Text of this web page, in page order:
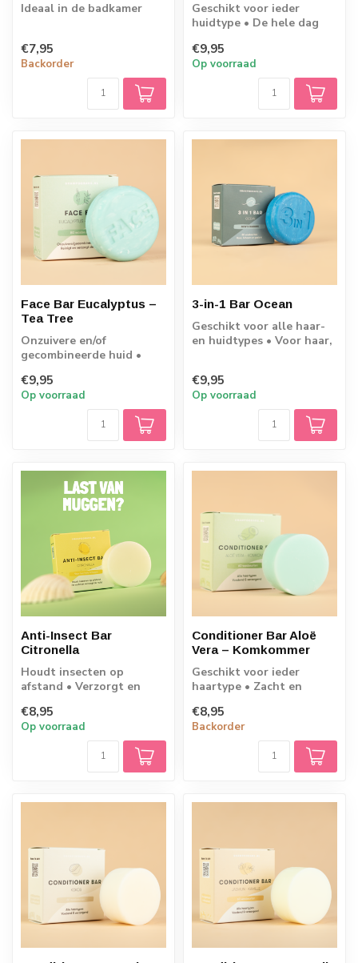
Ideaal in de badkamer
€7,95
Backorder
Geschikt voor ieder
huidtype • De hele dag
€9,95
Op voorraad
Face Bar Eucalyptus –
Tea Tree
Onzuivere en/of
gecombineerde huid •
huid • PH-huidneutra...
€9,95
Op voorraad
3-in-1 Bar Ocean
Geschikt voor alle haar-
en huidtypes • Voor haar,
€9,95
Op voorraad
Anti-Insect Bar
Citronella
Houdt insecten op
afstand • Verzorgt en
Parfumvrij • 45 gram
€8,95
Op voorraad
Conditioner Bar Aloë
Vera – Komkommer
Geschikt voor ieder
haartype • Zacht en
wasbeurten • 45 gram
€8,95
Backorder